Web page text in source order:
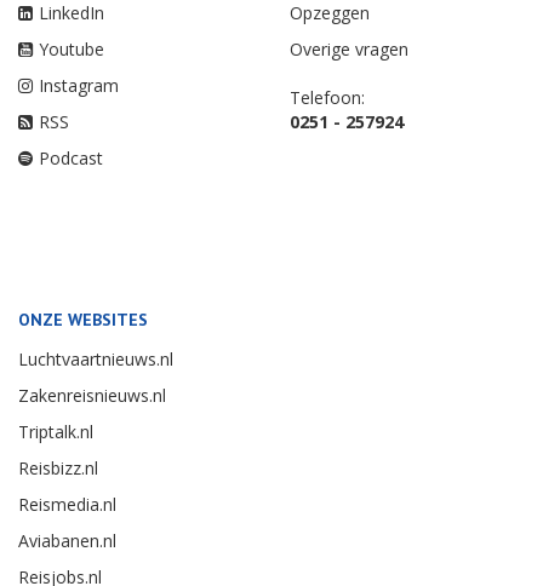
LinkedIn
Youtube
Instagram
RSS
Podcast
Opzeggen
Overige vragen
Telefoon:
0251 - 257924
ONZE WEBSITES
Luchtvaartnieuws.nl
Zakenreisnieuws.nl
Triptalk.nl
Reisbizz.nl
Reismedia.nl
Aviabanen.nl
Reisjobs.nl